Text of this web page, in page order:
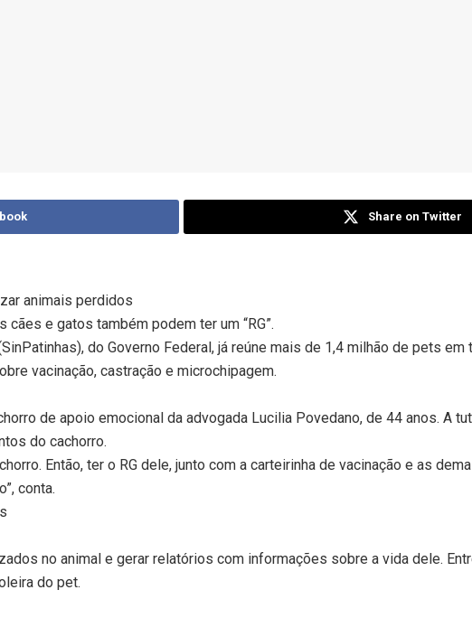
Share on Twitter
animais perdidos
cães e gatos também podem ter um “RG”.
do Governo Federal, já reúne mais de 1,4 milhão de pets
vacinação, castração e microchipagem.
de apoio emocional da advogada Lucilia Povedano, de 44 anos. A
do cachorro.
Então, ter o RG dele, junto com a carteirinha de vacinação e as
conta.
no animal e gerar relatórios com informações sobre a vida dele.
do pet.